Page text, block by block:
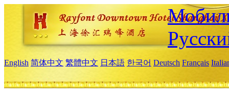
English 简体中文 繁體中文 日本語 한국어 Deutsch Français